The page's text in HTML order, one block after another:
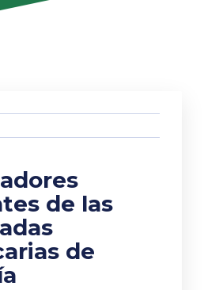
de las
de